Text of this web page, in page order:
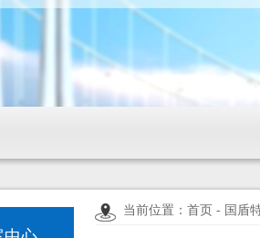
当前位置：首页 - 国盾